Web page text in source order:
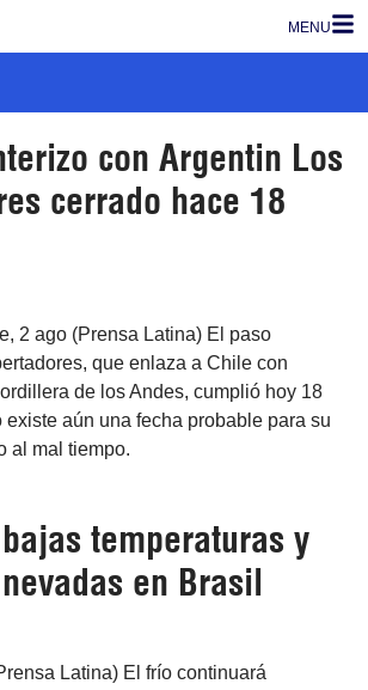
MENU
con Argentin Los
cerrado hace 18
2 ago (Prensa Latina) El paso
que enlaza a Chile con
de los Andes, cumplió hoy 18
existe aún una fecha probable para su
al mal tiempo.
temperaturas y
en Brasil
Latina) El frío continuará